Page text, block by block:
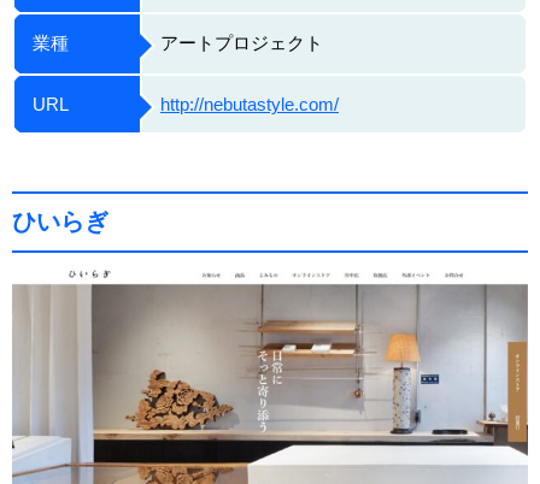
業種 アートプロジェクト
URL http://nebutastyle.com/
ひいらぎ